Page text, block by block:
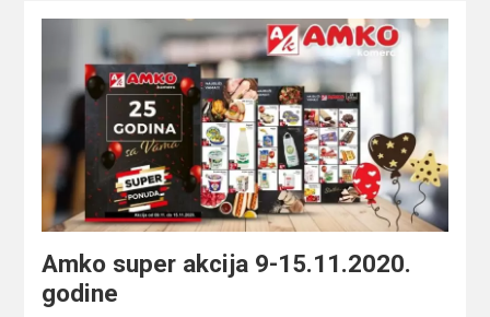
Amko super akcija 9-15.11.2020.
godine